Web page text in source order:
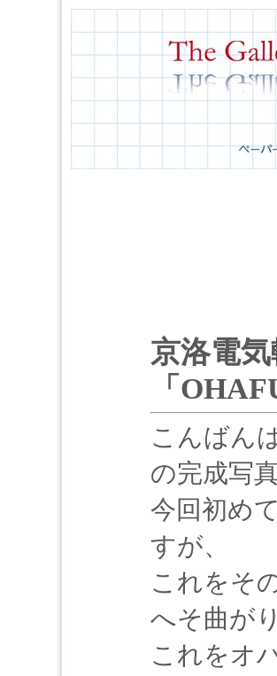
京洛電
「
こんばん
の完成写
今回初め
すが、
これをそ
へそ曲が
これをオ